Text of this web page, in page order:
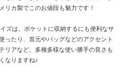
リカ製でこのお値段も魅力です！
ズは、ポケットに収納するにも便利なサ
ったり、首元やバッグなどのアクセント
リアなど、多種多様な使い勝手の良さも
なりますね♪